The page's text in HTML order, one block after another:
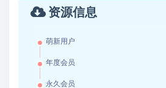
资源信息
萌新用户
年度会员
永久会员